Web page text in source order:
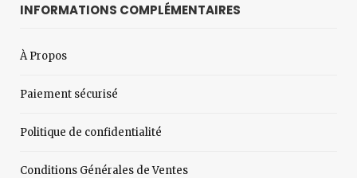
INFORMATIONS COMPLÉMENTAIRES
À Propos
Paiement sécurisé
Politique de confidentialité
Conditions Générales de Ventes